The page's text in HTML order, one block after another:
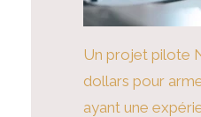
Un projet pilote
dollars pour
ayant une